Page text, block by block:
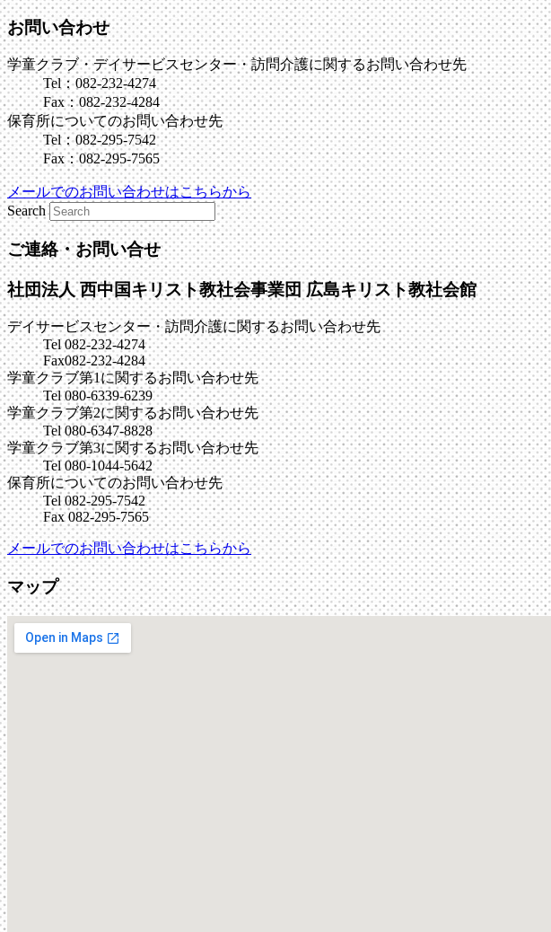
お問い合わせ
学童クラブ・デイサービスセンター・訪問介護に関するお問い合わせ先
Tel：082-232-4274
Fax：082-232-4284
保育所についてのお問い合わせ先
Tel：082-295-7542
Fax：082-295-7565
メールでのお問い合わせはこちらから
Search
ご連絡・お問い合せ
社団法人 西中国キリスト教社会事業団広島キリスト教社会館
デイサービスセンター・訪問介護に関するお問い合わせ先
Tel 082-232-4274
Fax082-232-4284
学童クラブ第1に関するお問い合わせ先
Tel 080-6339-6239
学童クラブ第2に関するお問い合わせ先
Tel 080-6347-8828
学童クラブ第3に関するお問い合わせ先
Tel 080-1044-5642
保育所についてのお問い合わせ先
Tel 082-295-7542
Fax 082-295-7565
メールでのお問い合わせはこちらから
マップ